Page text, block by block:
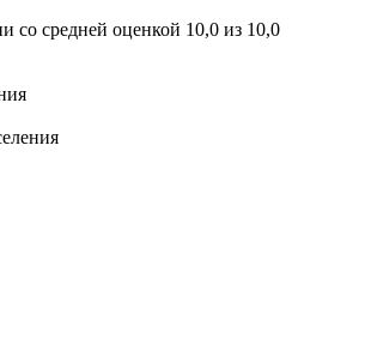
со средней оценкой 10,0 из 10,0